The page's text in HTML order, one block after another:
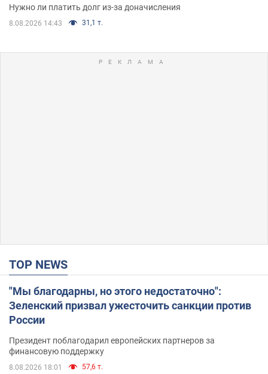
Нужно ли платить долг из-за доначисления
8.08.2026 14:43 31,1 т.
TOP NEWS
"Мы благодарны, но этого недостаточно":
Зеленский призвал ужесточить санкции против
России
Президент поблагодарил европейских партнеров за
финансовую поддержку
8.08.2026 18:01 57,6 т.